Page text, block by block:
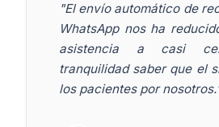
"El envío automático de
WhatsApp nos ha
asistencia a casi
tranquilidad saber que el
los pacientes por